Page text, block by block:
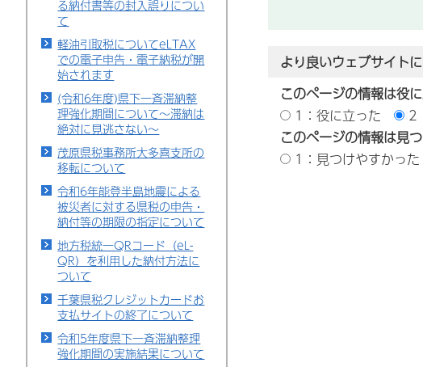
る納付書等の封入誤りについ
て
軽油引取税についてeLTAX
での電子申告・電子納税が開
始されます
(令和6年度)県下一斉滞納整
理強化期間について～滞納は
絶対に見逃さない～
茂原県税事務所大多喜支所の
移転について
令和6年能登半島地震による
被災者に対する県税の申告・
納付等の期限の指定について
地方税統一QRコード（eL-
QR）を利用した納付方法に
ついて
千葉県税クレジットカードお
支払サイトの終了について
令和5年度県下一斉滞納整理
強化期間の実施結果について
より良いウェブサイト
このページの情報は役
1：役に立った
2
このページの情報は見
1：見つけやすかった